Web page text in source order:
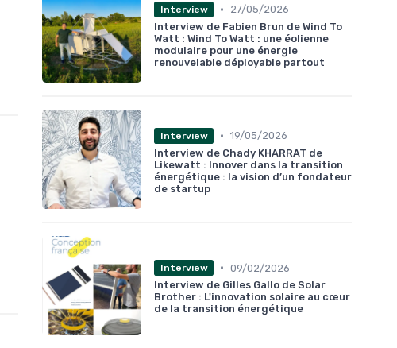
Interview •
27/05/2026
Interview de Fabien Brun de Wind To
Watt : Wind To Watt : une éolienne
modulaire pour une énergie
renouvelable déployable partout
Interview • 19/05/2026
Interview de Chady KHARRAT de
Likewatt : Innover dans la transition
énergétique : la vision d’un fondateur
de startup
Interview • 09/02/2026
Interview de Gilles Gallo de Solar
Brother : L'innovation solaire au cœur
de la transition énergétique